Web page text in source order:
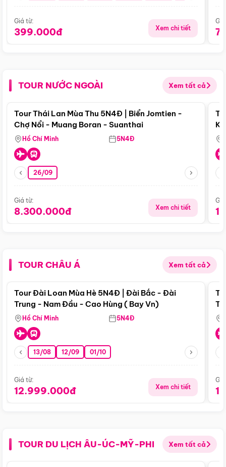
Giá từ:
399.000đ Xem chi tiết
TOUR NƯỚC NGOÀI Xem tất cả
Điểm nổi bật
Tour Thái Lan Mùa Thu 5N4Đ | Biển Jomtien -
Chợ Nổi - Muang Boran - Suanthai
Hồ Chí Minh 5N4Đ
26/09
Giá từ:
8.300.000đ Xem chi tiết
TOUR CHÂU Á Xem tất cả
Điểm nổi bật
Tour Đài Loan Mùa Hè 5N4Đ | Đài Bắc - Đài
Trung - Nam Đầu - Cao Hùng ( Bay Vn)
Hồ Chí Minh 5N4Đ
13/08 12/09 01/10
Giá từ:
12.999.000đ Xem chi tiết
TOUR DU LỊCH ÂU-ÚC-MỸ-PHI Xem tất cả
Điểm nổi bật